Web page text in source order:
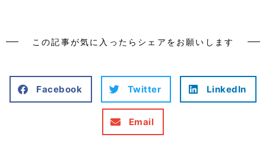
この記事が気に入ったらシェアをお願いします
Facebook Twitter LinkedIn
Email